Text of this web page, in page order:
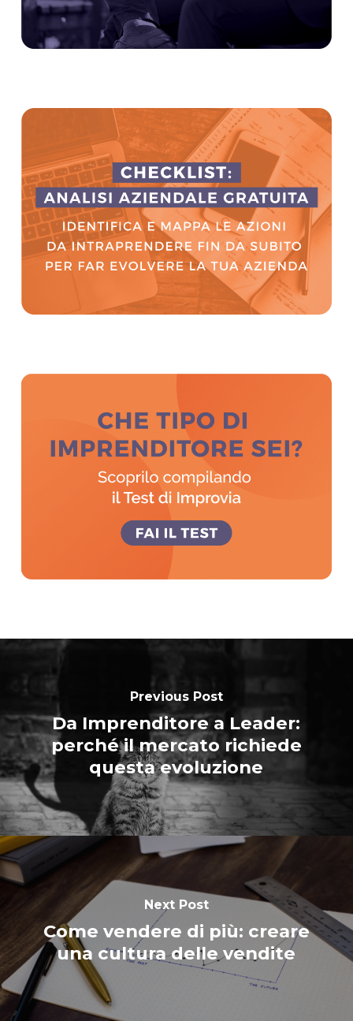
Previous Post
Da Imprenditore a Leader:
perché il mercato richiede
questa evoluzione
Next Post
Come vendere di più: creare
una cultura delle vendite